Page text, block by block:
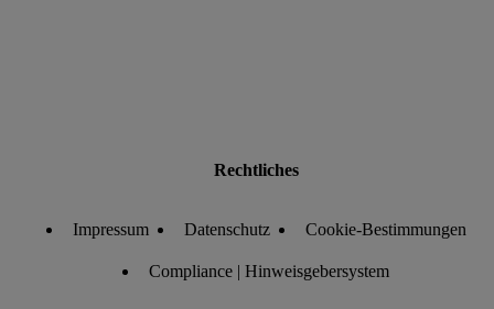
Rechtliches
Impressum Datenschutz Cookie-Bestimmungen
Compliance | Hinweisgebersystem